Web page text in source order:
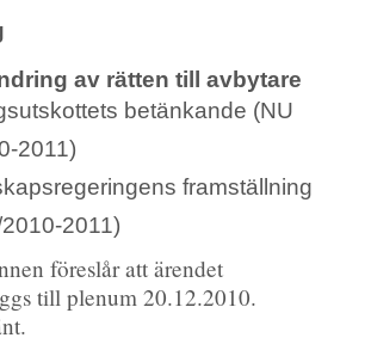
av rätten till avbytare
betänkande (NU
2011)
framställning
2011)
föreslår att ärendet
till plenum 20.12.2010.